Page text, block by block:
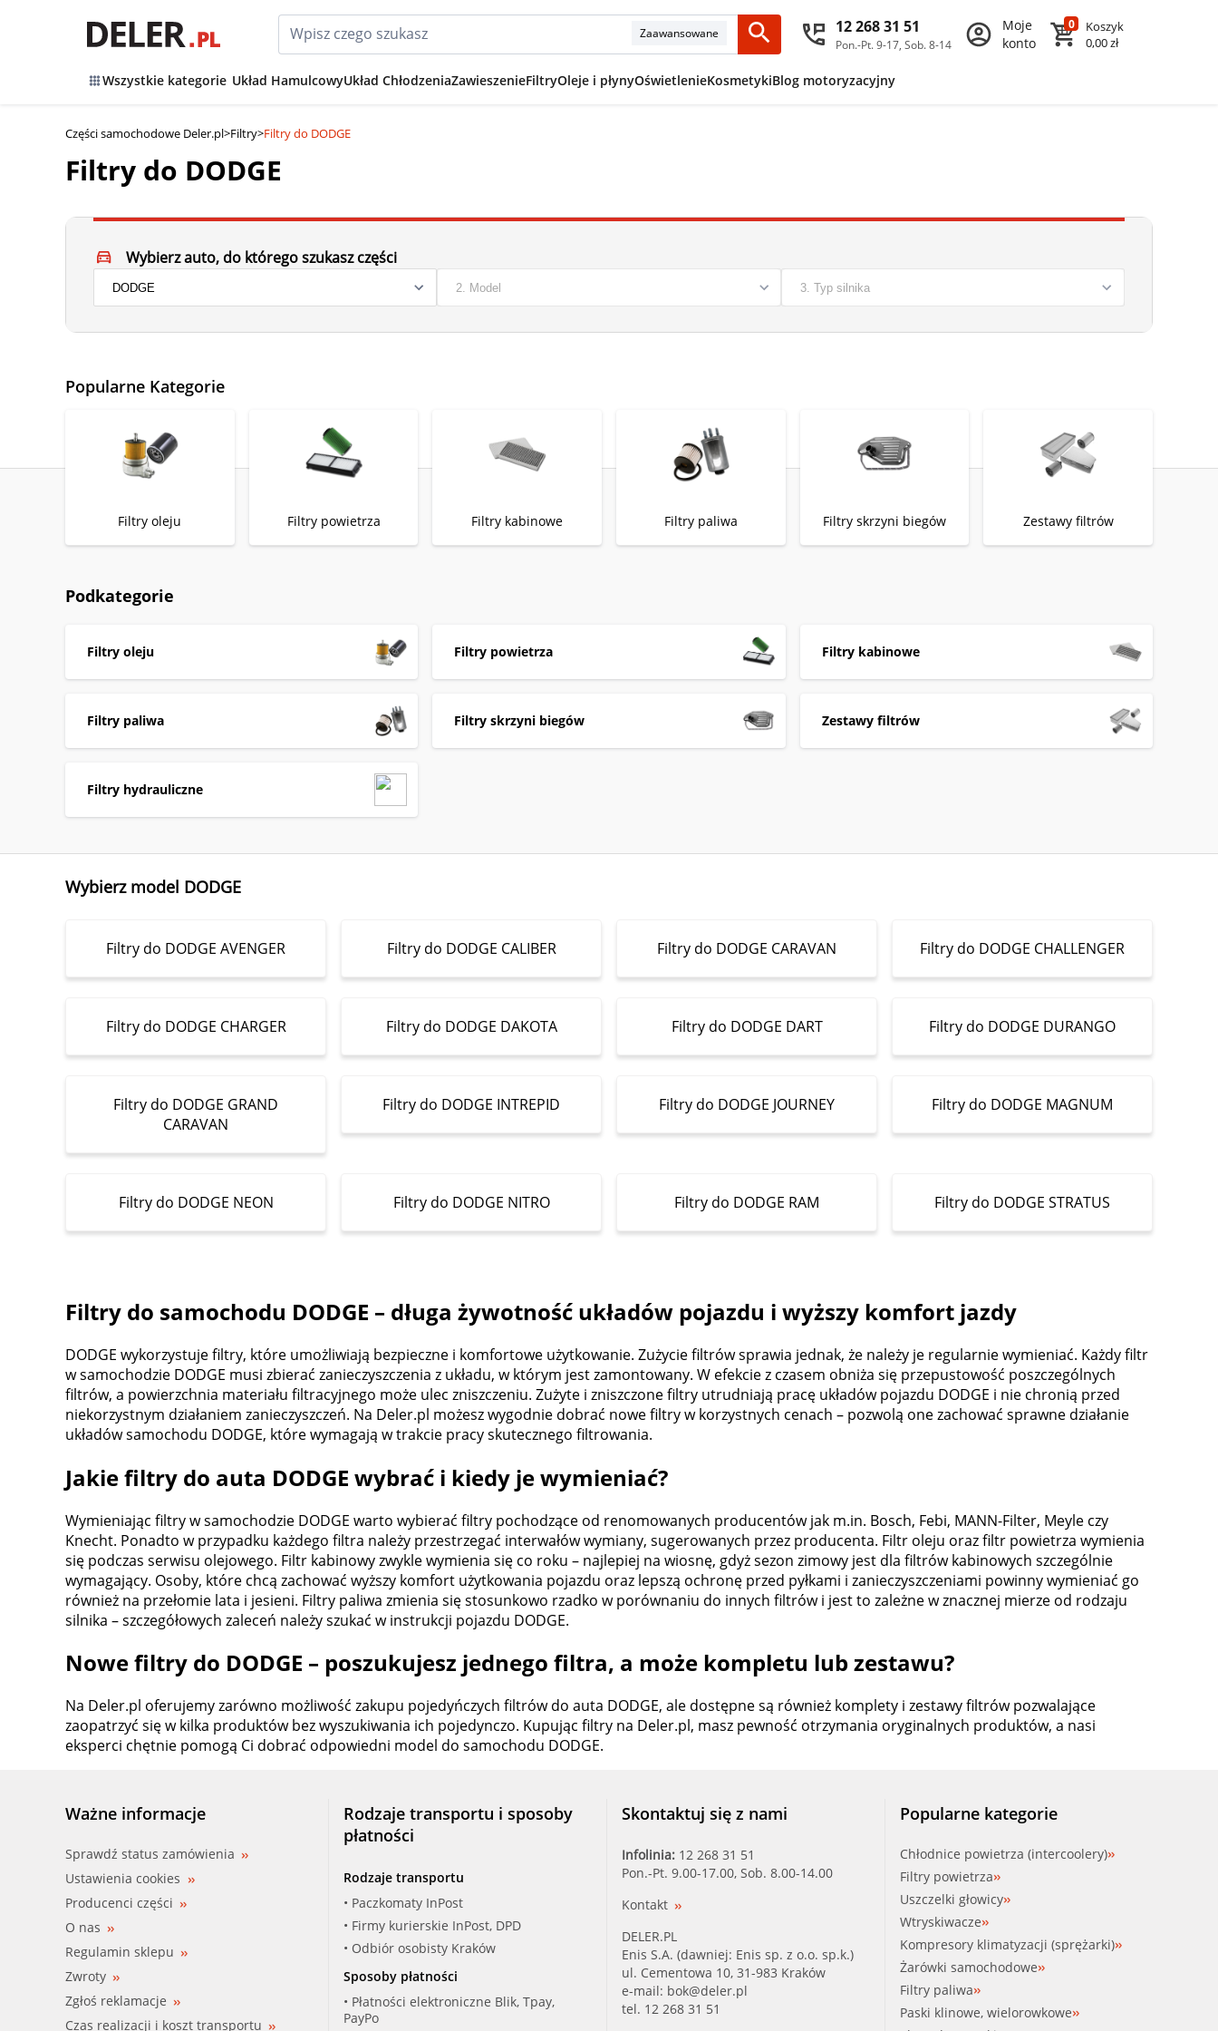
Zaawansowane 12 268 31 51
Pon.-Pt. 9-17, Sob. 8-14
Moje
konto
0
Koszyk
0,00 zł
Wszystkie kategorie Układ HamulcowyUkład ChłodzeniaZawieszenieFiltryOleje i płynyOświetlenieKosmetykiBlog motoryzacyjny
Części samochodowe Deler.pl>Filtry>Filtry do DODGE
Filtry do DODGE
Wybierz auto, do którego szukasz części
Popularne Kategorie
Filtry oleju Filtry powietrza Filtry kabinowe Filtry paliwa Filtry skrzyni biegów Zestawy filtrów
Podkategorie
Filtry oleju Filtry powietrza Filtry kabinowe
Filtry paliwa Filtry skrzyni biegów Zestawy filtrów
Filtry hydrauliczne
Wybierz model DODGE
Filtry do DODGE AVENGER Filtry do DODGE CALIBER Filtry do DODGE CARAVAN Filtry do DODGE CHALLENGER
Filtry do DODGE CHARGER Filtry do DODGE DAKOTA Filtry do DODGE DART Filtry do DODGE DURANGO
Filtry do DODGE GRAND
CARAVAN
Filtry do DODGE INTREPID Filtry do DODGE JOURNEY Filtry do DODGE MAGNUM
Filtry do DODGE NEON Filtry do DODGE NITRO Filtry do DODGE RAM Filtry do DODGE STRATUS
Filtry do samochodu DODGE – długa żywotność układów pojazdu i wyższy komfort jazdy
DODGE wykorzystuje filtry, które umożliwiają bezpieczne i komfortowe użytkowanie. Zużycie filtrów sprawia jednak, że należy je regularnie wymieniać. Każdy filtr
w samochodzie DODGE musi zbierać zanieczyszczenia z układu, w którym jest zamontowany. W efekcie z czasem obniża się przepustowość poszczególnych
filtrów, a powierzchnia materiału filtracyjnego może ulec zniszczeniu. Zużyte i zniszczone filtry utrudniają pracę układów pojazdu DODGE i nie chronią przed
niekorzystnym działaniem zanieczyszczeń. Na Deler.pl możesz wygodnie dobrać nowe filtry w korzystnych cenach – pozwolą one zachować sprawne działanie
układów samochodu DODGE, które wymagają w trakcie pracy skutecznego filtrowania.
Jakie filtry do auta DODGE wybrać i kiedy je wymieniać?
Wymieniając filtry w samochodzie DODGE warto wybierać filtry pochodzące od renomowanych producentów jak m.in. Bosch, Febi, MANN-Filter, Meyle czy
Knecht. Ponadto w przypadku każdego filtra należy przestrzegać interwałów wymiany, sugerowanych przez producenta. Filtr oleju oraz filtr powietrza wymienia
się podczas serwisu olejowego. Filtr kabinowy zwykle wymienia się co roku – najlepiej na wiosnę, gdyż sezon zimowy jest dla filtrów kabinowych szczególnie
wymagający. Osoby, które chcą zachować wyższy komfort użytkowania pojazdu oraz lepszą ochronę przed pyłkami i zanieczyszczeniami powinny wymieniać go
również na przełomie lata i jesieni. Filtry paliwa zmienia się stosunkowo rzadko w porównaniu do innych filtrów i jest to zależne w znacznej mierze od rodzaju
silnika – szczegółowych zaleceń należy szukać w instrukcji pojazdu DODGE.
Nowe filtry do DODGE – poszukujesz jednego filtra, a może kompletu lub zestawu?
Na Deler.pl oferujemy zarówno możliwość zakupu pojedyńczych filtrów do auta DODGE, ale dostępne są również komplety i zestawy filtrów pozwalające
zaopatrzyć się w kilka produktów bez wyszukiwania ich pojedynczo. Kupując filtry na Deler.pl, masz pewność otrzymania oryginalnych produktów, a nasi
eksperci chętnie pomogą Ci dobrać odpowiedni model do samochodu DODGE.
Ważne informacje
Sprawdź status zamówienia
Ustawienia cookies
Producenci części
O nas
Regulamin sklepu
Zwroty
Zgłoś reklamacje
Czas realizacji i koszt transportu
Rodzaje transportu i sposoby
płatności
Rodzaje transportu
• Paczkomaty InPost
• Firmy kurierskie InPost, DPD
• Odbiór osobisty Kraków
Sposoby płatności
• Płatności elektroniczne Blik, Tpay,
PayPo
Skontaktuj się z nami
Infolinia: 12 268 31 51
Pon.-Pt. 9.00-17.00, Sob. 8.00-14.00
Kontakt
DELER.PL
Enis S.A. (dawniej: Enis sp. z o.o. sp.k.)
ul. Cementowa 10, 31-983 Kraków
e-mail: bok@deler.pl
tel. 12 268 31 51
Popularne kategorie
Chłodnice powietrza (intercoolery)
Filtry powietrza
Uszczelki głowicy
Wtryskiwacze
Kompresory klimatyzacji (sprężarki)
Żarówki samochodowe
Filtry paliwa
Paski klinowe, wielorowkowe